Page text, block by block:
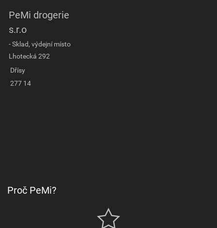
PeMi drogerie
s.r.o
- Sklad, výdejní místo
Lhotecká 292
Dřísy
277 14
Proč PeMi?